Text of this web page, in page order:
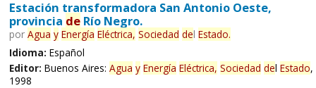
Estación transformadora San Antonio Oeste,
provincia deRío Negro.
por Agua y Energía Eléctrica, Sociedad del Estado.
Idioma: Español
Editor: Buenos Aires: Agua y Energía Eléctrica, Sociedad del Estado,
1998